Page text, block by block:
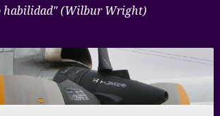
habilidad" (Wilbur Wright)